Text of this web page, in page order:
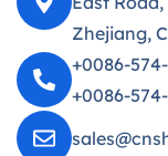
Zhejiang,
+0086-
+0086-